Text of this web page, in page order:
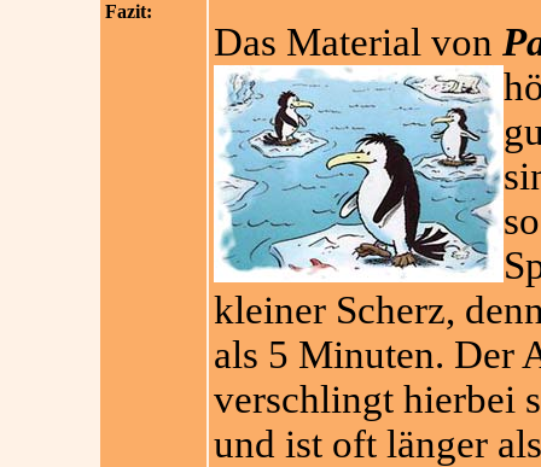
Fazit:
Das Material von
kleiner Scherz,
als 5 Minuten. Der
verschlingt hierbei
und ist oft länger